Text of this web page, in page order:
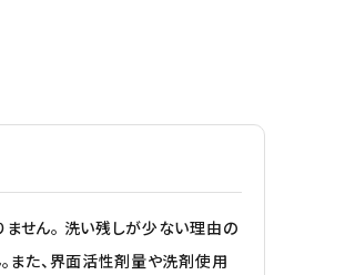
せん。 洗い残しが少ない理由の
また、界面活性剤量や洗剤使用